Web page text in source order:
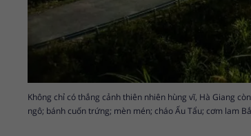
Không chỉ có thắng cảnh thiên nhiên hùng vĩ, Hà Giang
ngô; bánh cuốn trứng; mèn mén; cháo Ấu Tẩu; cơm lam